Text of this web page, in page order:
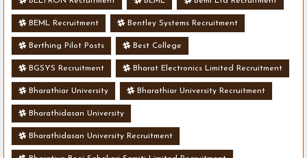
BEML Recruitment Bentley Systems Recruitment
Berthing Pilot Posts Best College
BGSYS Recruitment Bharat Electronics Limited Recruitment
Bharathiar University Bharathiar University Recruitment
Bharathidasan University
Bharathidasan University Recruitment